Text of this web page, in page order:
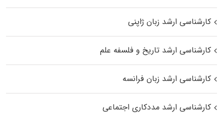
کارشناسی ارشد زبان ژاپنی
کارشناسی ارشد تاریخ و فلسفه علم
کارشناسی ارشد زبان فرانسه
کارشناسی ارشد مددکاری اجتماعی